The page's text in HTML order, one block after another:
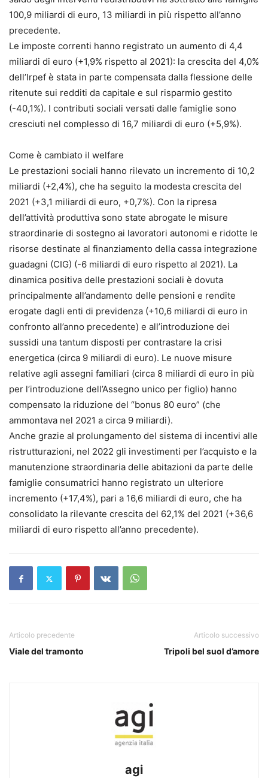
100,9 miliardi di euro, 13 miliardi in più rispetto all’anno
precedente.
Le imposte correnti hanno registrato un aumento di 4,4
miliardi di euro (+1,9% rispetto al 2021): la crescita del 4,0%
dell’Irpef è stata in parte compensata dalla flessione delle
ritenute sui redditi da capitale e sul risparmio gestito
(-40,1%). I contributi sociali versati dalle famiglie sono
cresciuti nel complesso di 16,7 miliardi di euro (+5,9%).
Come è cambiato il welfare
Le prestazioni sociali hanno rilevato un incremento di 10,2
miliardi (+2,4%), che ha seguito la modesta crescita del
2021 (+3,1 miliardi di euro, +0,7%). Con la ripresa
dell’attività produttiva sono state abrogate le misure
straordinarie di sostegno ai lavoratori autonomi e ridotte le
risorse destinate al finanziamento della cassa integrazione
guadagni (CIG) (-6 miliardi di euro rispetto al 2021). La
dinamica positiva delle prestazioni sociali è dovuta
principalmente all’andamento delle pensioni e rendite
erogate dagli enti di previdenza (+10,6 miliardi di euro in
confronto all’anno precedente) e all’introduzione dei
sussidi una tantum disposti per contrastare la crisi
energetica (circa 9 miliardi di euro). Le nuove misure
relative agli assegni familiari (circa 8 miliardi di euro in più
per l’introduzione dell’Assegno unico per figlio) hanno
compensato la riduzione del “bonus 80 euro” (che
ammontava nel 2021 a circa 9 miliardi).
Anche grazie al prolungamento del sistema di incentivi alle
ristrutturazioni, nel 2022 gli investimenti per l’acquisto e la
manutenzione straordinaria delle abitazioni da parte delle
famiglie consumatrici hanno registrato un ulteriore
incremento (+17,4%), pari a 16,6 miliardi di euro, che ha
consolidato la rilevante crescita del 62,1% del 2021 (+36,6
miliardi di euro rispetto all’anno precedente).
Articolo precedente
Viale del tramonto
Articolo successivo
Tripoli bel suol d’amore
agi